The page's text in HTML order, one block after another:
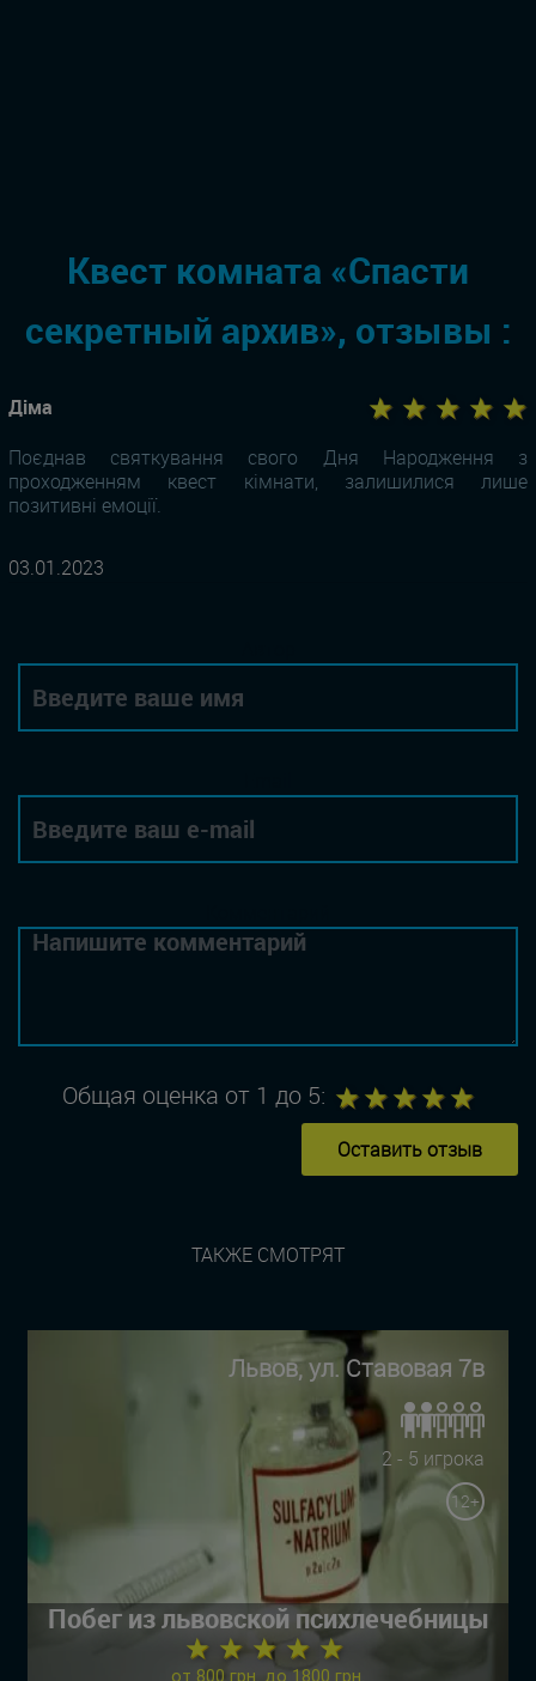
Квест комната «Спасти
секретный архив», отзывы :
Діма ★ ★ ★ ★ ★
Поєднав святкування свого Дня Народження з
проходженням квест кімнати, залишилися лише
позитивні емоції.
03.01.2023
Общая оценка от 1 до 5: 4
3
2
1
Оставить отзыв
ТАКЖЕ СМОТРЯТ
Львов, ул. Ставовая 7в
2 - 5 игрока
12+
Побег из львовской психлечебницы
★ ★ ★ ★ ★
от 800 грн. до 1800 грн.